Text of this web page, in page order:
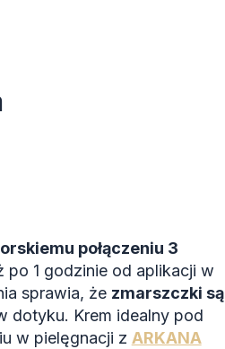
połączeniu 3
po 1 godzinie od aplikacji w
sprawia, że zmarszczki są
dotyku. Krem idealny pod
w pielęgnacji z ARKANA